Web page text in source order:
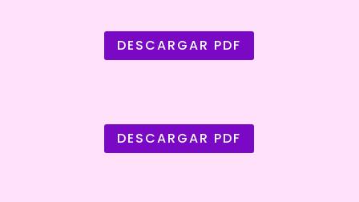
DESCARGAR PDF
DESCARGAR PDF